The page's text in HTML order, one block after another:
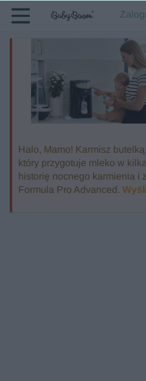
Halo, Mamo! Karmisz
który przygotuje mleko w
historię nocnego karmienia i
Formula Pro Advanced.